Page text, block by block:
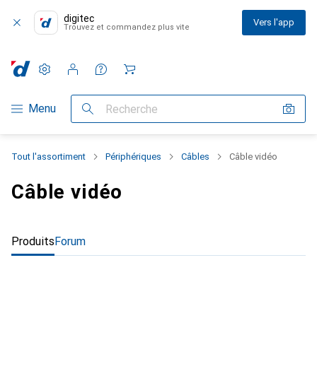
digitec
Trouvez et commandez plus vite Vers l'app
Navigation par catégorie
Menu Recherche
Paramètres
Compte client
Listes de comparaison
Listes d'envies
Panier
Tout l'assortiment Périphériques Câbles Câble vidéo
Câble vidéo
ProduitsForum